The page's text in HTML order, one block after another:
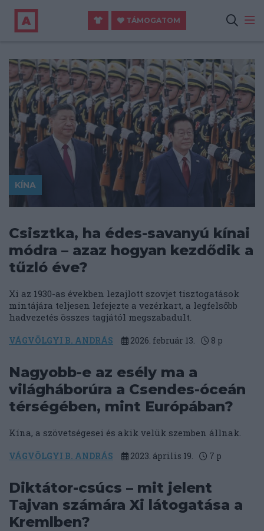
TÁMOGATOM
KÍNA
Csisztka, ha édes-savanyú kínai
módra – azaz hogyan kezdődik a
tűzló éve?
Xi az 1930-as években lezajlott szovjet tisztogatások
mintájára teljesen lefejezte a vezérkart, a legfelsőbb
hadvezetés összes tagjától megszabadult.
VÁGVÖLGYI B. ANDRÁS 2026. február 13. 8 p
Nagyobb-e az esély ma a
világháborúra a Csendes-óceán
térségében, mint Európában?
Kína, a szövetségesei és akik velük szemben állnak.
VÁGVÖLGYI B. ANDRÁS 2023. április 19. 7 p
Diktátor-csúcs – mit jelent
Tajvan számára Xi látogatása a
Kremlben?